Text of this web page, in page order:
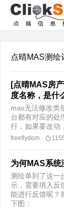
点晴MAS测绘
[点晴MAS房
度名称，是什
mas无法修改类
台都有对应的处
行，如果要改动
freeflydom
为何MAS系统
测绘单到了这一
示，需要填入反
能进行反馈呢？
下图：